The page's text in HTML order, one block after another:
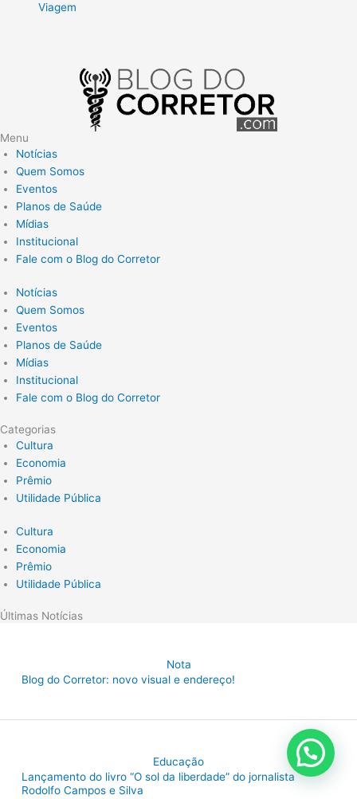
Viagem
Menu
Notícias
Quem Somos
Eventos
Planos de Saúde
Mídias
Institucional
Fale com o Blog do Corretor
Notícias
Quem Somos
Eventos
Planos de Saúde
Mídias
Institucional
Fale com o Blog do Corretor
Categorias
Cultura
Economia
Prêmio
Utilidade Pública
Cultura
Economia
Prêmio
Utilidade Pública
Últimas Notícias
Nota
Blog do Corretor: novo visual e endereço!
Educação
Lançamento do livro “O sol da liberdade” do jornalista
Rodolfo Campos e Silva